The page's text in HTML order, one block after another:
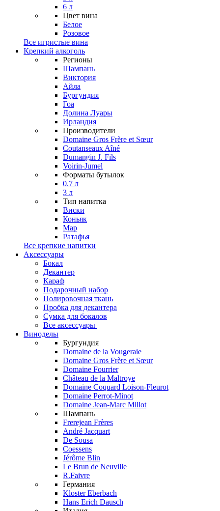
6 л
Цвет вина
Белое
Розовое
Все игристые вина
Крепкий алкоголь
Регионы
Шампань
Виктория
Айла
Бургундия
Гоа
Долина Луары
Ирландия
Производители
Domaine Gros Frère et Sœur
Coutanseaux Aîné
Dumangin J. Fils
Voirin-Jumel
Форматы бутылок
0.7 л
3 л
Тип напитка
Виски
Коньяк
Мар
Ратафья
Все крепкие напитки
Аксессуары
Бокал
Декантер
Караф
Подарочный набор
Полировочная ткань
Пробка для декантера
Сумка для бокалов
Все аксессуары
Виноделы
Бургундия
Domaine de la Vougeraie
Domaine Gros Frère et Sœur
Domaine Fourrier
Château de la Maltroye
Domaine Coquard Loison-Fleurot
Domaine Perrot-Minot
Domaine Jean-Marc Millot
Шампань
Frerejean Frères
André Jacquart
De Sousa
Coessens
Jérôme Blin
Le Brun de Neuville
R.Faivre
Германия
Kloster Eberbach
Hans Erich Dausch